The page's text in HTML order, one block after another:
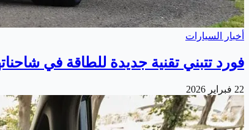
أخبار السيارات
فورد تتبني تقنية جديدة للطاقة في
22 فبراير 2026